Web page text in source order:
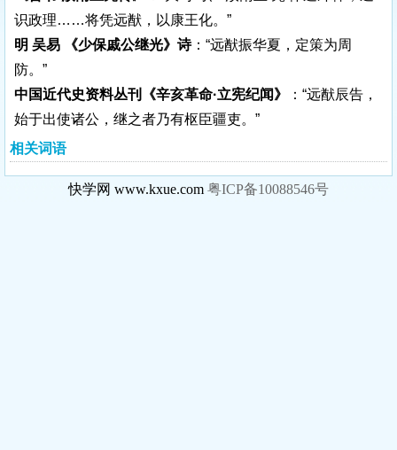
识政理……将凭远猷，以康王化。”
明 吴易 《少保戚公继光》诗：“远猷振华夏，定策为周
防。”
中国近代史资料丛刊《辛亥革命·立宪纪闻》
：“远猷辰告，
始于出使诸公，继之者乃有枢臣疆吏。”
相关词语
快学网 www.kxue.com 粤ICP备10088546号